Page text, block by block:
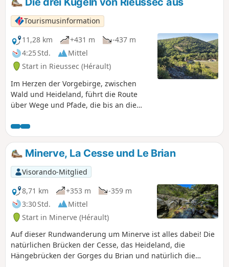
dieses Dorf im Regionalen Naturpark
Haut-Languedoc zurückzukehren
Tourismusinformation
11,28 km
+431 m
-437 m
4:25 Std.
Mittel
Start in Rieussec (Hérault)
Im Herzen der Vorgebirge, zwischen
Wald und Heideland, führt die Route
über Wege und Pfade, die bis an die
hinaufführen. Sie bietet schöne
Ausblicke auf die Pyrenäen, den Caroux-
Espinouse, die Weinbaugebiete und das
Mittelmeer. Blau markierte Route.
Minerve, La Cesse und Le Brian
Visorando-Mitglied
8,71 km
+353 m
-359 m
3:30 Std.
Mittel
Start in Minerve (Hérault)
Auf dieser Rundwanderung um Minerve ist alles dabei! Die
natürlichen Brücken der Cesse, das Heideland, die
Hängebrücken der Gorges du Brian und natürlich die